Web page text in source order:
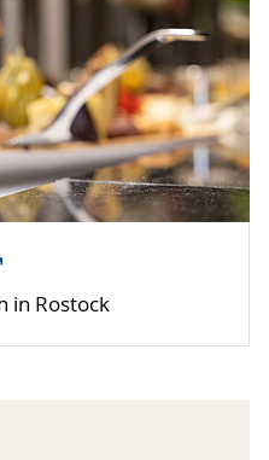
in Rostock